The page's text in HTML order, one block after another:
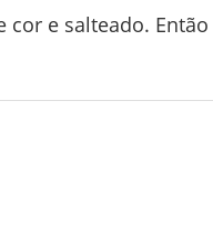
cor e salteado. Então